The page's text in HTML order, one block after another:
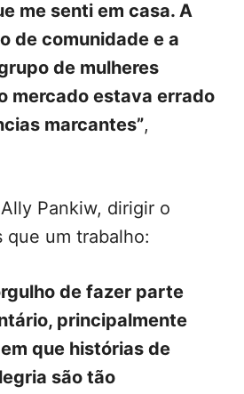
me senti em casa. A
de comunidade e a
de mulheres
mercado estava errado
marcantes”,
Pankiw, dirigir o
que um trabalho:
de fazer parte
principalmente
que histórias de
são tão